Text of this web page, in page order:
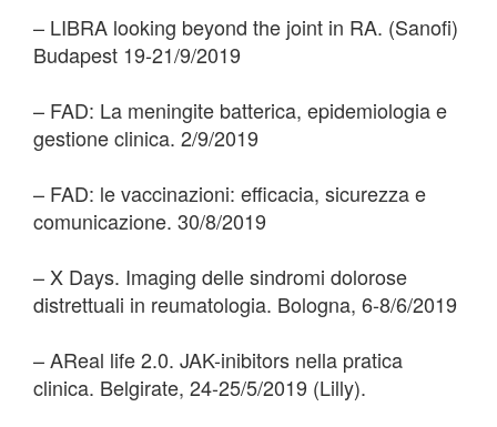
– LIBRA looking beyond the joint in RA. (Sanofi)
Budapest 19-21/9/2019
– FAD: La meningite batterica, epidemiologia e
gestione clinica. 2/9/2019
– FAD: le vaccinazioni: efficacia, sicurezza e
comunicazione. 30/8/2019
– X Days. Imaging delle sindromi dolorose
distrettuali in reumatologia. Bologna, 6-8/6/2019
– AReal life 2.0. JAK-inibitors nella pratica
clinica. Belgirate, 24-25/5/2019 (Lilly).